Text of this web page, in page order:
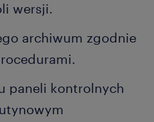
wersji.
archiwum zgodnie
paneli kontrolnych